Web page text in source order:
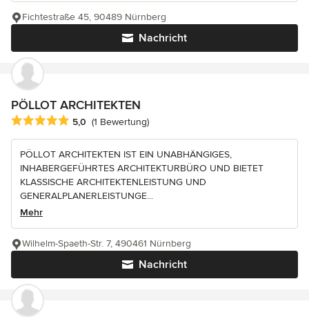
Nachricht
Fichtestraße 45, 90489 Nürnberg
PÖLLOT ARCHITEKTEN
Durchschnittliche Bewertung: 5 von 5 Sternen
5,0 (1 Bewertung)
PÖLLOT ARCHITEKTEN IST EIN UNABHÄNGIGES,
INHABERGEFÜHRTES ARCHITEKTURBÜRO UND BIETET
KLASSISCHE ARCHITEKTENLEISTUNG UND
GENERALPLANERLEISTUNGE...
Mehr
Nachricht
Wilhelm-Spaeth-Str. 7, 490461 Nürnberg